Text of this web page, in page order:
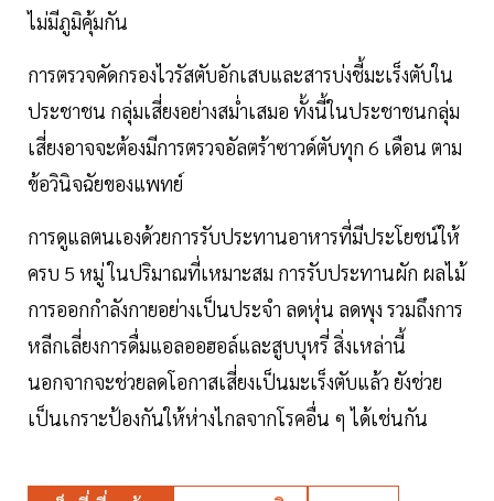
ไม่มีภูมิคุ้มกัน
การตรวจคัดกรองไวรัสตับอักเสบและสารบ่งชี้มะเร็งตับใน
ประชาชน กลุ่มเสี่ยงอย่างสม่ำเสมอ ทั้งนี้ในประชาชนกลุ่ม
เสี่ยงอาจจะต้องมีการตรวจอัลตร้าซาวด์ตับทุก 6 เดือน ตาม
ข้อวินิจฉัยของแพทย์
การดูแลตนเองด้วยการรับประทานอาหารที่มีประโยชน์ให้
ครบ 5 หมู่ ในปริมาณที่เหมาะสม การรับประทานผัก ผลไม้
การออกกำลังกายอย่างเป็นประจำ ลดหุ่น ลดพุง รวมถึงการ
หลีกเลี่ยงการดื่มแอลออฮอล์และสูบบุหรี่ สิ่งเหล่านี้
นอกจากจะช่วยลดโอกาสเสี่ยงเป็นมะเร็งตับแล้ว ยังช่วย
เป็นเกราะป้องกันให้ห่างไกลจากโรคอื่น ๆ ได้เช่นกัน